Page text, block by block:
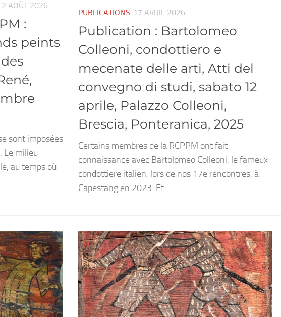
2 AOÛT 2026
:
peints
sont imposées
Le milieu
au temps où
PUBLICATIONS 17 AVRIL 2026
Publication : Bartolomeo
Colleoni, condottiero e
mecenate delle arti, Atti del
convegno di studi, sabato 12
aprile, Palazzo Colleoni,
Brescia, Ponteranica, 2025
Certains membres de la RCPPM ont fait
connaissance avec Bartolomeo Colleoni, le fameux
condottiere italien, lors de nos 17e rencontres, à
Capestang en 2023. Et...